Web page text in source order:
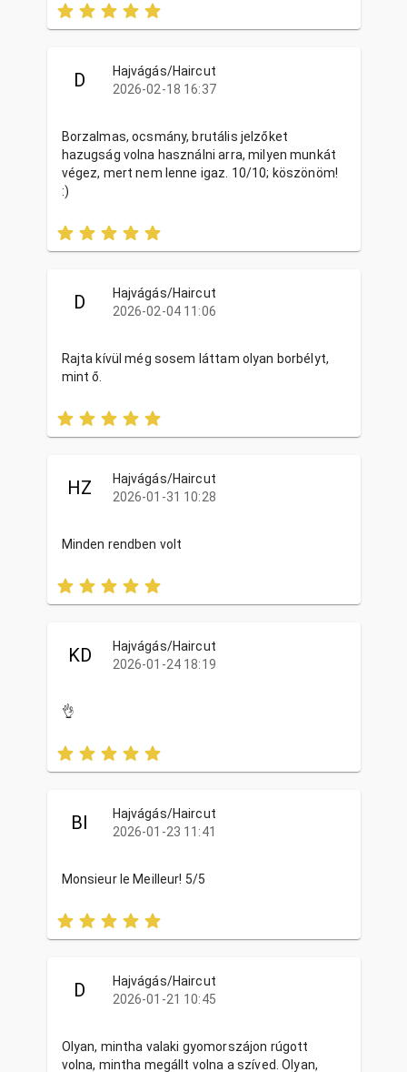
D
Hajvágás/Haircut
2026-02-18 16:37
Borzalmas, ocsmány, brutális jelzőket
hazugság volna használni arra, milyen munkát
végez, mert nem lenne igaz. 10/10; köszönöm!
:)
D
Hajvágás/Haircut
2026-02-04 11:06
Rajta kívül még sosem láttam olyan borbélyt,
mint ő.
HZ
Hajvágás/Haircut
2026-01-31 10:28
Minden rendben volt
KD
Hajvágás/Haircut
2026-01-24 18:19
👌
BI
Hajvágás/Haircut
2026-01-23 11:41
Monsieur le Meilleur! 5/5
D
Hajvágás/Haircut
2026-01-21 10:45
Olyan, mintha valaki gyomorszájon rúgott
volna, mintha megállt volna a szíved. Olyan,